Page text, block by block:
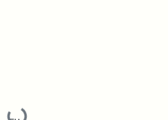
Loading...